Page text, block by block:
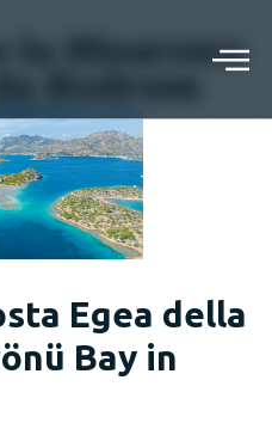
la Hisaronu
Bodrum
Egea della
Bay in